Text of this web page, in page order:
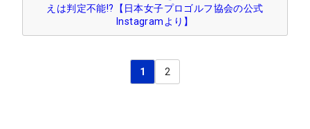
えは判定不能!?【日本女子プロゴルフ協会の公式
Instagramより】
1 2